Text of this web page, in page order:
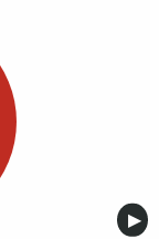
▶︎